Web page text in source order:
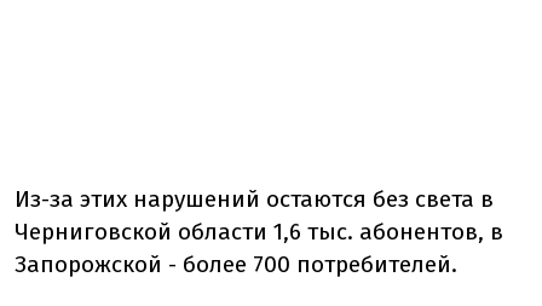
Из-за этих нарушений остаются без света в
Черниговской области 1,6 тыс. абонентов, в
Запорожской - более 700 потребителей.